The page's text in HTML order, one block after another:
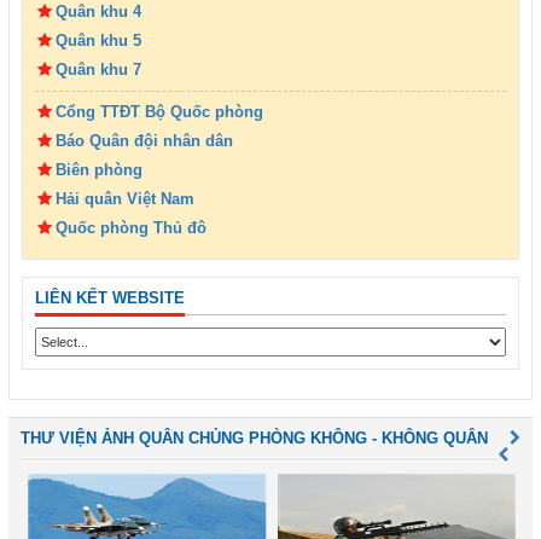
Quân khu 4
Quân khu 5
Quân khu 7
Cổng TTĐT Bộ Quốc phòng
Báo Quân đội nhân dân
Biên phòng
Hải quân Việt Nam
Quốc phòng Thủ đô
LIÊN KẾT WEBSITE
THƯ VIỆN ẢNH QUÂN CHỦNG PHÒNG KHÔNG - KHÔNG QUÂN